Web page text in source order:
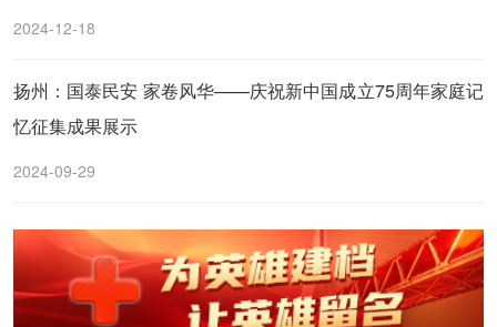
2024-12-18
扬州：国泰民安 家卷风华——庆祝新中国成立75周年家庭记
忆征集成果展示
2024-09-29